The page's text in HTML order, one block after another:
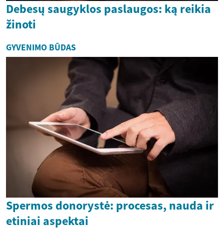
Debesų saugyklos paslaugos: ką reikia
žinoti
GYVENIMO BŪDAS
Spermos donorystė: procesas, nauda ir
etiniai aspektai